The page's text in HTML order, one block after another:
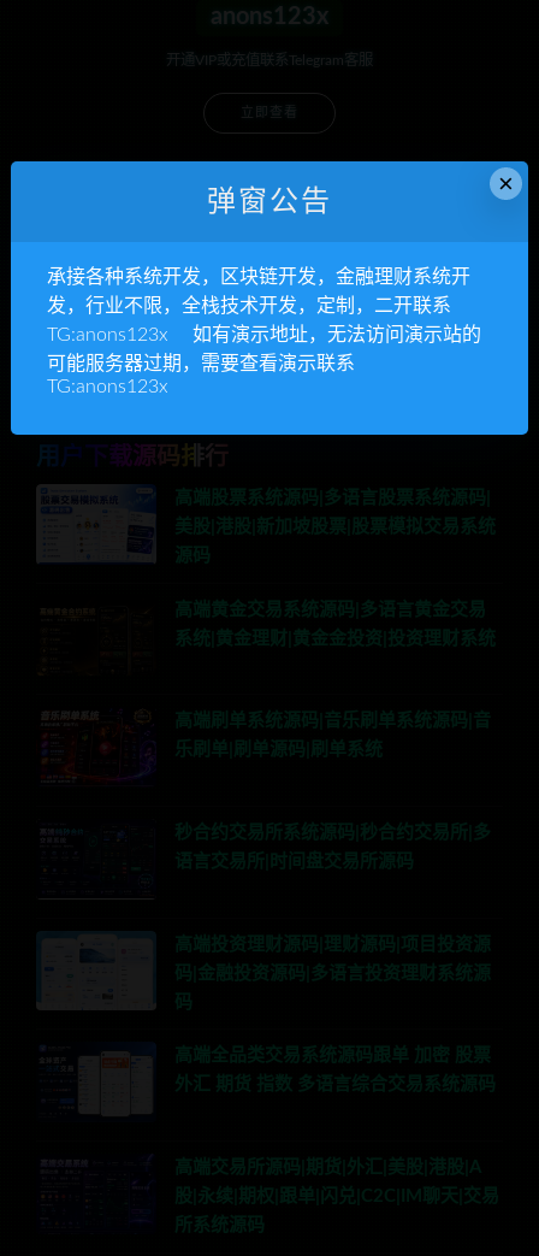
anons123x
开通VIP或充值联系Telegram客服
立即查看
承接各种系统开发
区块链开发，金融理财系统开发，行业不限
立即查看
用户下载源码排行
高端股票系统源码|多语言股票系统源码|
美股|港股|新加坡股票|股票模拟交易系统
源码
高端黄金交易系统源码|多语言黄金交易
系统|黄金理财|黄金金投资|投资理财系统
高端刷单系统源码|音乐刷单系统源码|音
乐刷单|刷单源码|刷单系统
秒合约交易所系统源码|秒合约交易所|多
语言交易所|时间盘交易所源码
高端投资理财源码|理财源码|项目投资源
码|金融投资源码|多语言投资理财系统源
码
高端全品类交易系统源码跟单 加密 股票
外汇 期货 指数 多语言综合交易系统源码
高端交易所源码|期货|外汇|美股|港股|A
股|永续|期权|跟单|闪兑|C2C|IM聊天|交易
所系统源码
×
弹窗公告
承接各种系统开发，区块链开发，金融理财系统开
发，行业不限，全栈技术开发，定制，二开联系
TG:anons123x 如有演示地址，无法访问演示站的
可能服务器过期，需要查看演示联系
TG:anons123x